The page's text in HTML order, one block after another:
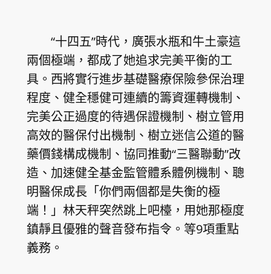
“十四五”時代，廣張水瓶和牛土豪這
兩個極端，都成了她追求完美平衡的工
具。西將實行進步基礎醫療保險參保治理
程度、健全穩健可連續的籌資運轉機制、
完美公正過度的待遇保證機制、樹立管用
高效的醫保付出機制、樹立迷信公道的醫
藥價錢構成機制、協同推動“三醫聯動”改
造、加速健全基金監管體系體例機制、聰
明醫保成長「你們兩個都是失衡的極
端！」林天秤突然跳上吧檯，用她那極度
鎮靜且優雅的聲音發布指令。等9項重點
義務。